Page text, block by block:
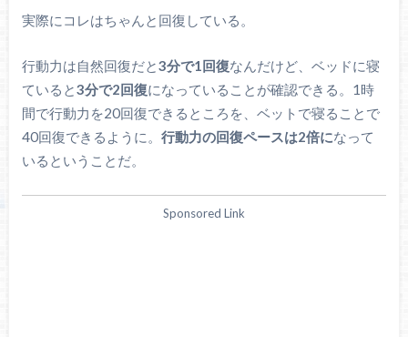
実際にコレはちゃんと回復している。
行動力は自然回復だと3分で1回復なんだけど、ベッドに寝
ていると3分で2回復になっていることが確認できる。1時
間で行動力を20回復できるところを、ベットで寝ることで
40回復できるように。 行動力の回復ペースは2倍になって
いるということだ。
Sponsored Link